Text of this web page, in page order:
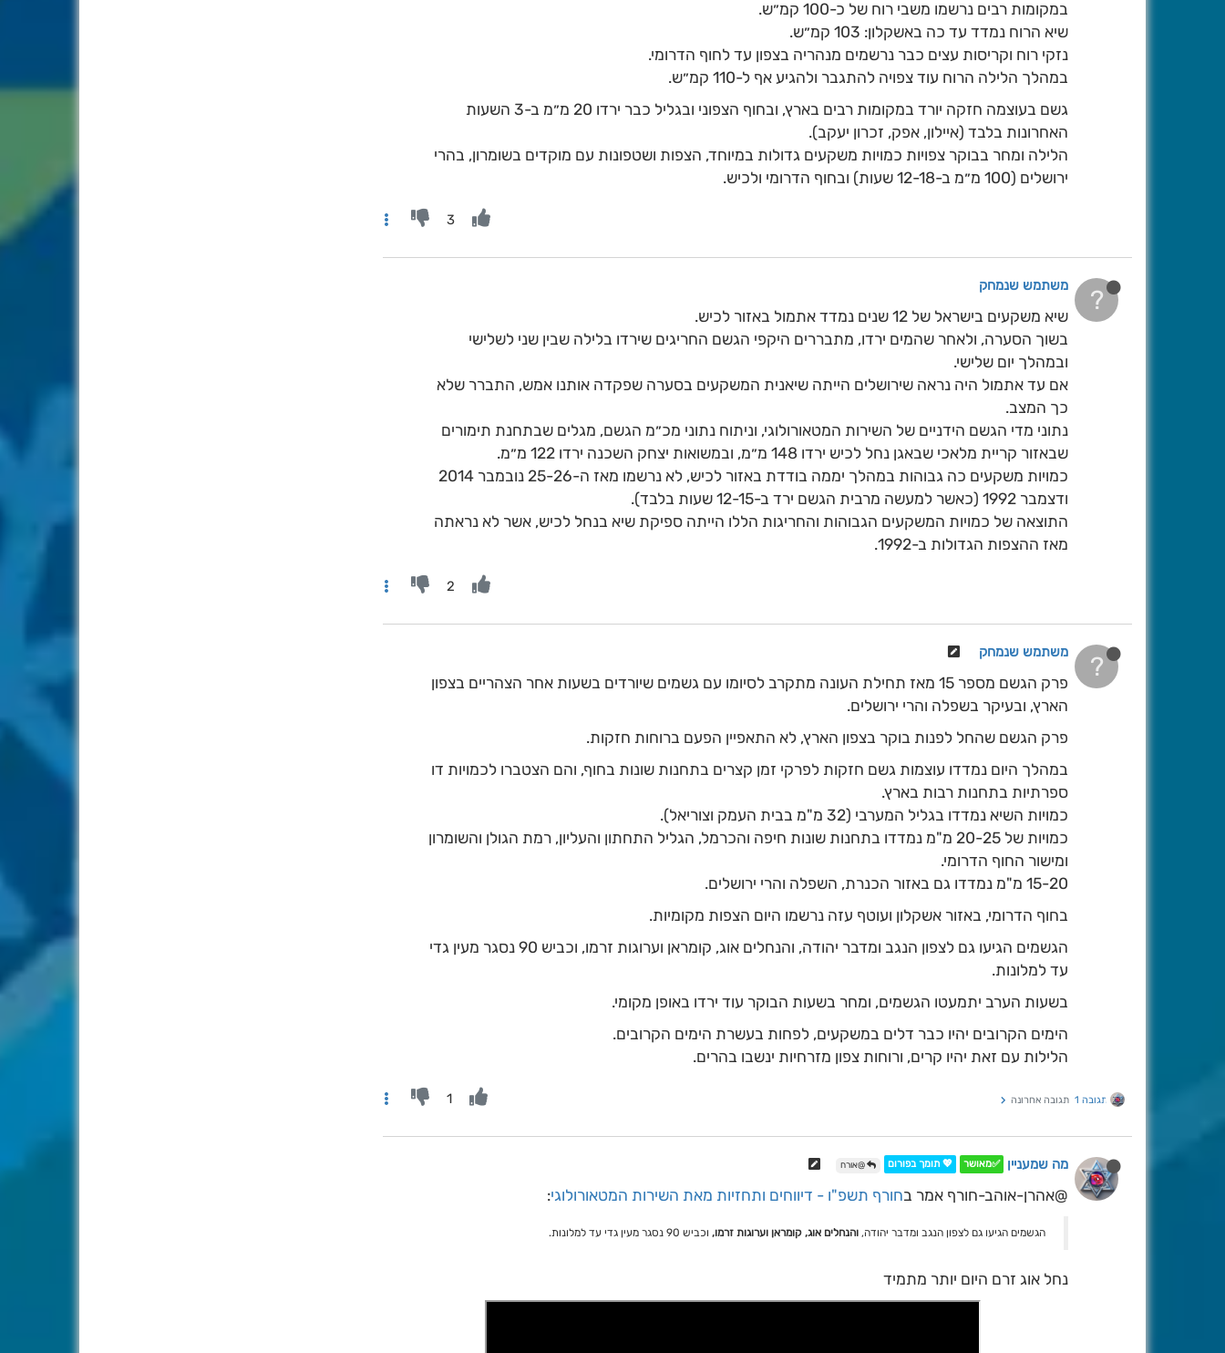
במקומות רבים נרשמו משבי רוח של כ-100 קמ״ש.
שיא הרוח נמדד עד כה באשקלון: 103 קמ״ש.
נזקי רוח וקריסות עצים כבר נרשמים מנהריה בצפון עד לחוף הדרומי.
במהלך הלילה הרוח עוד צפויה להתגבר ולהגיע אף ל-110 קמ״ש.
גשם בעוצמה חזקה יורד במקומות רבים בארץ, ובחוף הצפוני ובגליל כבר ירדו 20 מ״מ ב-3 השעות
האחרונות בלבד (איילון, אפק, זכרון יעקב).
הלילה ומחר בבוקר צפויות כמויות משקעים גדולות במיוחד, הצפות ושטפונות עם מוקדים בשומרון, בהרי
ירושלים (100 מ״מ ב-12-18 שעות) ובחוף הדרומי ולכיש.
3
? משתמש שנמחק
שיא משקעים בישראל של 12 שנים נמדד אתמול באזור לכיש.
בשוך הסערה, ולאחר שהמים ירדו, מתבררים היקפי הגשם החריגים שירדו בלילה שבין שני לשלישי
ובמהלך יום שלישי.
אם עד אתמול היה נראה שירושלים הייתה שיאנית המשקעים בסערה שפקדה אותנו אמש, התברר שלא
כך המצב.
נתוני מדי הגשם הידניים של השירות המטאורולוגי, וניתוח נתוני מכ״מ הגשם, מגלים שבתחנת תימורים
שבאזור קריית מלאכי שבאגן נחל לכיש ירדו 148 מ״מ, ובמשואות יצחק השכנה ירדו 122 מ״מ.
כמויות משקעים כה גבוהות במהלך יממה בודדת באזור לכיש, לא נרשמו מאז ה-25-26 נובמבר 2014
ודצמבר 1992 (כאשר למעשה מרבית הגשם ירד ב-12-15 שעות בלבד).
התוצאה של כמויות המשקעים הגבוהות והחריגות הללו הייתה ספיקת שיא בנחל לכיש, אשר לא נראתה
מאז ההצפות הגדולות ב-1992.
2
? משתמש שנמחק
פרק הגשם מספר 15 מאז תחילת העונה מתקרב לסיומו עם גשמים שיורדים בשעות אחר הצהריים בצפון
הארץ, ובעיקר בשפלה והרי ירושלים.
פרק הגשם שהחל לפנות בוקר בצפון הארץ, לא התאפיין הפעם ברוחות חזקות.
במהלך היום נמדדו עוצמות גשם חזקות לפרקי זמן קצרים בתחנות שונות בחוף, והם הצטברו לכמויות דו
ספרתיות בתחנות רבות בארץ.
כמויות השיא נמדדו בגליל המערבי (32 מ"מ בבית העמק וצוריאל).
כמויות של 20-25 מ"מ נמדדו בתחנות שונות חיפה והכרמל, הגליל התחתון והעליון, רמת הגולן והשומרון
ומישור החוף הדרומי.
15-20 מ"מ נמדדו גם באזור הכנרת, השפלה והרי ירושלים.
בחוף הדרומי, באזור אשקלון ועוטף עזה נרשמו היום הצפות מקומיות.
הגשמים הגיעו גם לצפון הנגב ומדבר יהודה, והנחלים אוג, קומראן וערוגות זרמו, וכביש 90 נסגר מעין גדי
עד למלונות.
בשעות הערב יתמעטו הגשמים, ומחר בשעות הבוקר עוד ירדו באופן מקומי.
הימים הקרובים יהיו כבר דלים במשקעים, לפחות בעשרת הימים הקרובים.
הלילות עם זאת יהיו קרים, ורוחות צפון מזרחיות ינשבו בהרים.
תגובה 1 תגובה אחרונה 1
מה שמעניין ✅מאושר 💖 תומך בפורום @אורח
@אהרן-אוהב-חורף אמר בחורף תשפ"ו - דיווחים ותחזיות מאת השירות המטאורולוגי:
הגשמים הגיעו גם לצפון הנגב ומדבר יהודה, והנחלים אוג, קומראן וערוגות זרמו, וכביש 90 נסגר מעין גדי עד למלונות.
נחל אוג זרם היום יותר מתמיד